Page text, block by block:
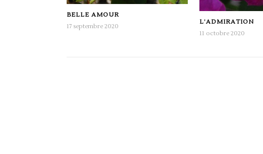
BELLE AMOUR
17 septembre 2020
L’ADMIRATION
11 octobre 2020